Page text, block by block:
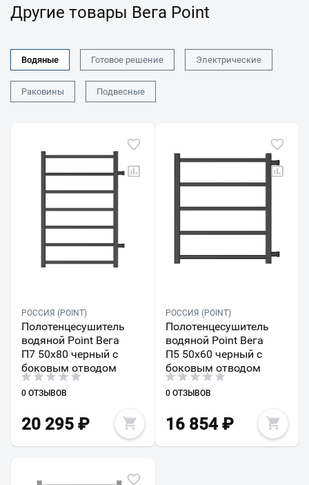
Другие товары Вега Point
Водяные Готовое решение Электрические
Раковины Подвесные
РОССИЯ (POINT)
Полотенцесушитель
водяной Point Вега
П7 50x80 черный с
боковым отводом
0 ОТЗЫВОВ
20 295 ₽
РОССИЯ (POINT)
Полотенцесушитель
водяной Point Вега
П5 50x60 черный с
боковым отводом
0 ОТЗЫВОВ
16 854₽